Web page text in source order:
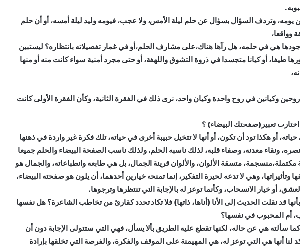
وتردف السؤال بسؤال عن حلم ليلة الأمس، ولا عجب، فيومه وليد ليلة أمسه، أو أن حلم
وواقعا،
هي في حلمه، هل رآها هناك،على مشارف الحلم،أو في غمار تفصيلاته بانتظاره؟ ليستبين
طيفا، أو كيانا متجسدا في ذروة التشوق واللهفة، أو حتى مجرد أمنية سواء كانت منه أو منها
روحين وكيانين في روح واحدة وكيان واحد، نرى ذلك في الفقرة الثانية، وكأن الفقرة الأولى كانت
تعبير(صفحتك البيضاء) ؟
حياته، أو هكذا تود أن تكون، أو أنها لا تتخيل حبيبة أخرى في حياته، تلك فكرة غير واردة في ذهنها
ونقاء معدنه، وصفاء قلبه، لذلك ناسبه الحلم، ولذلك ناسب الصفحة البيضاء والحلم جميعا
متسقة الألوان، والألوان قرينة الجمال، بل هي طابعه وانطباعاته، والجمال هو
وتأثيراتها، وهي لا تدعه لحيرة التفكير، إنما تمنحه خيارين أحدهما، أن يلون هو صفحته البيضاء،
أو خيار الانسحاب، وكأنما توعز له بالإجابة التي تنتظرها وترجوها.
قد نقلت الحديث إلى الأنا (أناها، ذاتها) فلا تكاد تحدد كقارئ من تخاطب الشاعرة؟ هل نفسها
أم المحبوب في نفسها؟
سألته هي عن حاله، لكنها تقطع عليه الطريق بألا يسأل، فهي التي ستتولى الإجابة دون أن
لنا أنها هي التي توعز له، هي المهيمنة على الموقف والفكرة، والفرصة التي تخلقها بإرادة